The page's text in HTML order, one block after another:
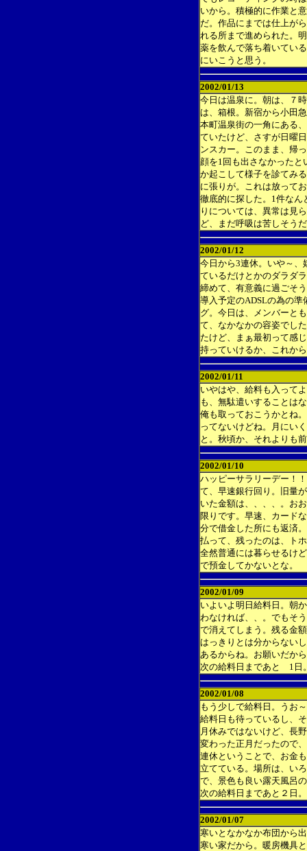
いから。積極的に作業と
だ。作品にまでは仕上が
れる所まで進められた。
薬を飲んで落ち着いてい
にいこうと思う。
2002/01/13
今日は温泉に。朝は、７
は、箱根。新宿から小田
本町温泉街の一角にある
ていたけど、さすが日曜
ンスカー。このまま、帰
顔を1回も出さなかった
か起こして様子を診てみ
に張りが。これは放って
徹底的に探した。1件なん
りについては、異常は見
ど、まだ呼吸は苦しそう
2002/01/12
今日から3連休。いや～、
ているだけとかのダラダ
締めて、有意義に過ごそ
導入予定のADSLの為の準
グ。今日は、メンバーと
て、なかなかの容姿でし
たけど、まぁ最初って感
持っていけるか、これか
2002/01/11
いやはや、給料も入って
も、無駄遣いすることは
俺も取っておこうかとね
ってないけどね。月にい
と。秋頃か、それよりも
2002/01/10
ハッピーサラリーデー！
て、早速銀行回り。旧量
いた金額は、、、、。お
限りです。早速、カード
分で借金した所にも返済
払って、残ったのは、ト
全然普通には暮らせるけ
で預金してかないとな。
2002/01/09
いよいよ明日給料日。朝
わなければ、、。でもそ
で消えてしまう。残る金
はっきりとは分からない
あるからね。お願いだか
次の給料日まであと 1日
2002/01/08
もう少しで給料日。うお
給料日も待っているし、
月休みではないけど、長
変わった正月だったので
連休ということで、お金
立てている。場所は、い
で、景色も良い露天風呂
次の給料日まであと２日。
2002/01/07
寒いとなかなか布団から
寒い家だから。暖房機具